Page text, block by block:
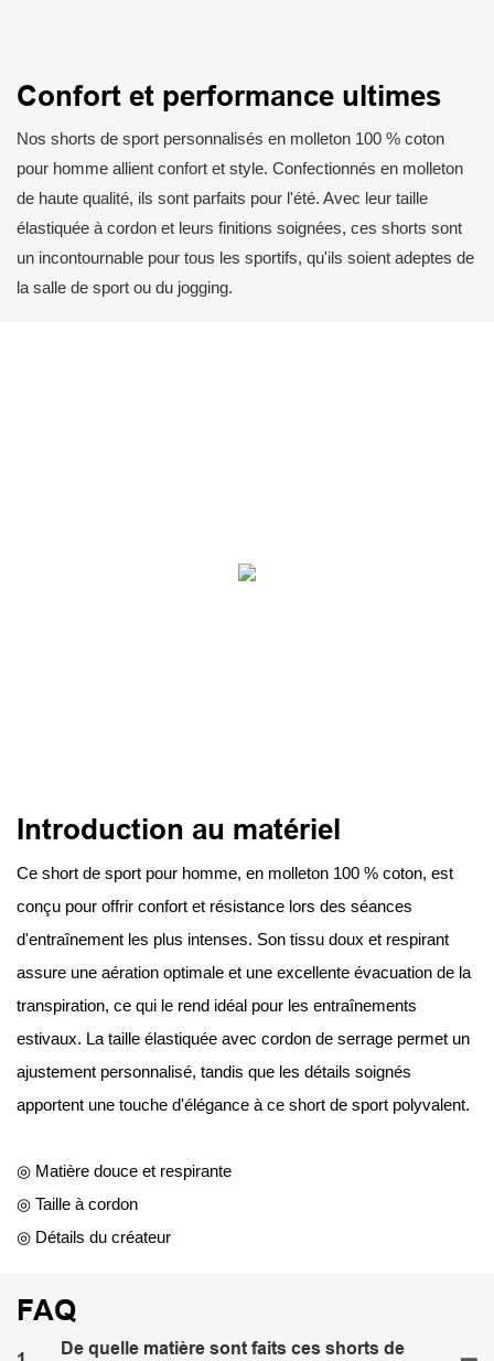
Confort et performance ultimes
Nos shorts de sport personnalisés en molleton 100 % coton
pour homme allient confort et style. Confectionnés en molleton
de haute qualité, ils sont parfaits pour l'été. Avec leur taille
élastiquée à cordon et leurs finitions soignées, ces shorts sont
un incontournable pour tous les sportifs, qu'ils soient adeptes de
la salle de sport ou du jogging.
Introduction au matériel
Ce short de sport pour homme, en molleton 100 % coton, est
conçu pour offrir confort et résistance lors des séances
d'entraînement les plus intenses. Son tissu doux et respirant
assure une aération optimale et une excellente évacuation de la
transpiration, ce qui le rend idéal pour les entraînements
estivaux. La taille élastiquée avec cordon de serrage permet un
ajustement personnalisé, tandis que les détails soignés
apportent une touche d'élégance à ce short de sport polyvalent.
◎ Matière douce et respirante
◎ Taille à cordon
◎ Détails du créateur
FAQ
De quelle matière sont faits ces shorts de